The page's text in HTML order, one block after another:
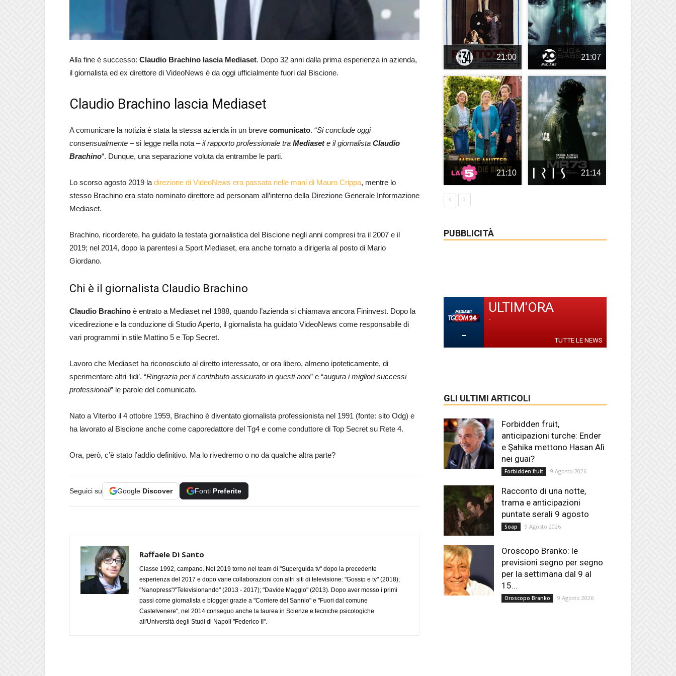
Alla fine è successo: Claudio Brachino lascia Mediaset. Dopo 32 anni dalla prima esperienza in azienda,
il giornalista ed ex direttore di VideoNews è da oggi ufficialmente fuori dal Biscione.
Claudio Brachino lascia Mediaset
A comunicare la notizia è stata la stessa azienda in un breve comunicato. “Si conclude oggi
consensualmente – si legge nella nota –il rapporto professionale tra Mediasete il giornalista Claudio
Brachino“. Dunque, una separazione voluta da entrambe le parti.
Lo scorso agosto 2019 la direzione di VideoNews era passata nelle mani di Mauro Crippa, mentre lo
stesso Brachino era stato nominato direttore ad personam all’interno della Direzione Generale Informazione
Mediaset.
Brachino, ricorderete, ha guidato la testata giornalistica del Biscione negli anni compresi tra il 2007 e il
2019; nel 2014, dopo la parentesi a Sport Mediaset, era anche tornato a dirigerla al posto di Mario
Giordano.
Chi è il giornalista Claudio Brachino
Claudio Brachino è entrato a Mediaset nel 1988, quando l’azienda si chiamava ancora Fininvest. Dopo la
vicedirezione e la conduzione di Studio Aperto, il giornalista ha guidato VideoNews come responsabile di
vari programmi in stile Mattino 5 e Top Secret.
Lavoro che Mediaset ha riconosciuto al diretto interessato, or ora libero, almeno ipoteticamente, di
sperimentare altri ‘lidi’. “Ringrazia per il contributo assicurato in questi anni” e “augura i migliori successi
professionali” le parole del comunicato.
Nato a Viterbo il 4 ottobre 1959, Brachino è diventato giornalista professionista nel 1991 (fonte: sito Odg) e
ha lavorato al Biscione anche come caporedattore del Tg4 e come conduttore di Top Secret su Rete 4.
Ora, però, c’è stato l’addio definitivo. Ma lo rivedremo o no da qualche altra parte?
Seguici su Google Discover Fonti Preferite
Raffaele Di Santo
Classe 1992, campano. Nel 2019 torno nel team di "Superguida tv" dopo la precedente
esperienza del 2017 e dopo varie collaborazioni con altri siti di televisione: "Gossip e tv" (2018);
"Nanopress"/"Televisionando" (2013 - 2017); "Davide Maggio" (2013). Dopo aver mosso i primi
passi come giornalista e blogger grazie a "Corriere del Sannio" e "Fuori dal comune
Castelvenere", nel 2014 conseguo anche la laurea in Scienze e tecniche psicologiche
all'Università degli Studi di Napoli "Federico II".
21:00 21:07
21:10 21:14
PUBBLICITÀ
-
ULTIM'ORA
-
TUTTE LE NEWS
GLI ULTIMI ARTICOLI
Forbidden fruit,
anticipazioni turche: Ender
e Şahika mettono Hasan Alì
nei guai?
Forbidden fruit 9 Agosto 2026
Racconto di una notte,
trama e anticipazioni
puntate serali 9 agosto
Soap 9 Agosto 2026
Oroscopo Branko: le
previsioni segno per segno
per la settimana dal 9 al
15...
Oroscopo Branko 9 Agosto 2026